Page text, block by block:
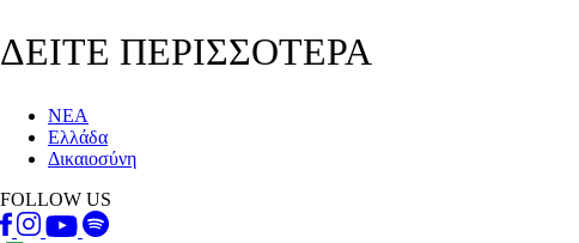
ΔΕΙΤΕ ΠΕΡΙΣΣΟΤΕΡΑ
ΝΕΑ
Ελλάδα
Δικαιοσύνη
FOLLOW US